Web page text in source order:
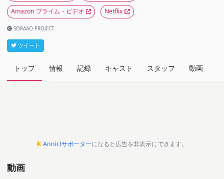
Amazon プライム・ビデオ
Netflix
SORAAO PROJECT
ツイート
トップ 情報 記録 キャスト スタッフ 動画
Annictサポーターになると広告を非表示にできます。
動画